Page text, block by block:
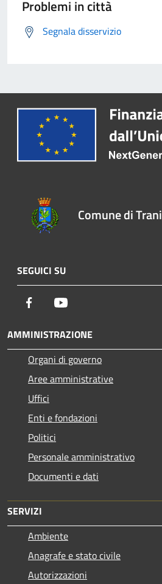
Problemi in città
Segnala disservizio
Comune di Trani
SEGUICI SU
Facebook
AMMINISTRAZIONE
Organi di governo
Aree amministrative
Uffici
Enti e fondazioni
Politici
Personale amministrativo
Documenti e dati
SERVIZI
Ambiente
Anagrafe e stato civile
Autorizzazioni